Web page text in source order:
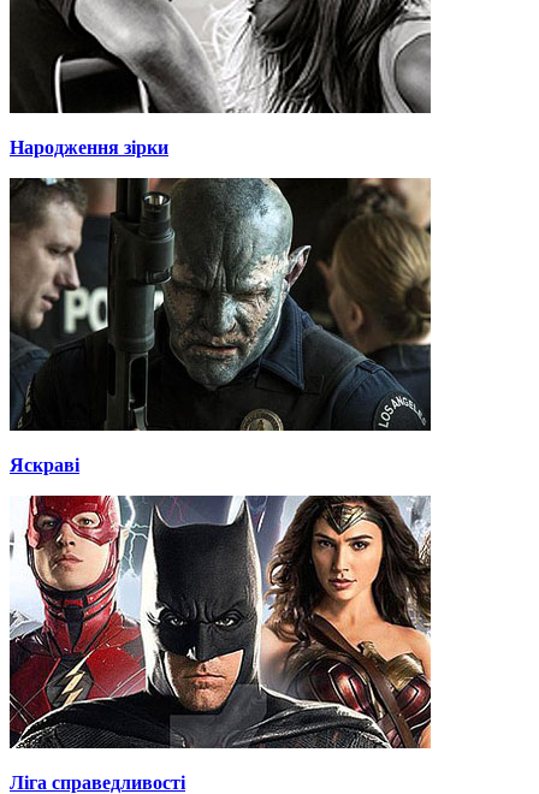
Народження зірки
Яскраві
Ліга справедливості